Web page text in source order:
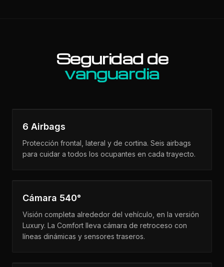
Seguridad de
vanguardia
6 Airbags
Protección frontal, lateral y de cortina. Seis airbags
para cuidar a todos los ocupantes en cada trayecto.
Cámara 540°
Visión completa alrededor del vehículo, en la versión
Luxury. La Comfort lleva cámara de retroceso con
líneas dinámicas y sensores traseros.